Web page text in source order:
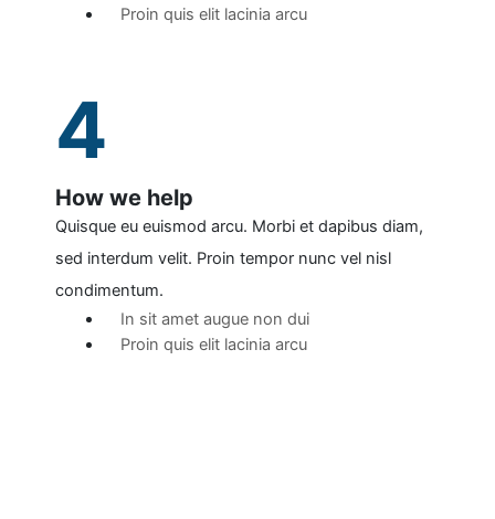
Proin quis elit lacinia arcu
4
How we help
Quisque eu euismod arcu. Morbi et dapibus diam,
sed interdum velit. Proin tempor nunc vel nisl
condimentum.
In sit amet augue non dui
Proin quis elit lacinia arcu